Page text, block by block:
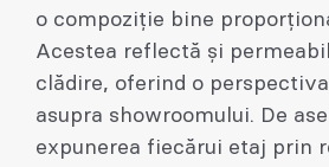
o compoziție bine
Acestea reflectă și
clădire, oferind o
asupra showroomului. De
expunerea fiecărui etaj prin